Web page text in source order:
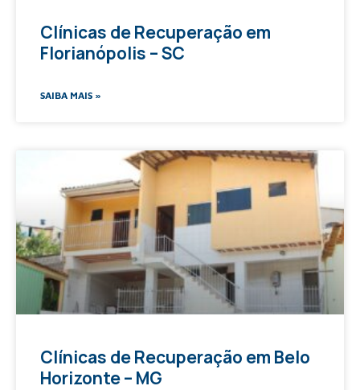
Clínicas de Recuperação em
Florianópolis – SC
SAIBA MAIS »
Clínicas de Recuperação em Belo
Horizonte – MG